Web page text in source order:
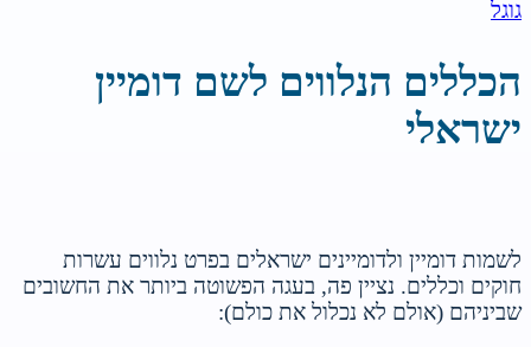
גוגל
הכללים הנלווים לשם דומיין
ישראלי
לשמות דומיין ולדומיינים ישראלים בפרט נלווים עשרות
חוקים וכללים. נציין פה, בעגה הפשוטה ביותר את החשובים
שביניהם (אולם לא נכלול את כולם):